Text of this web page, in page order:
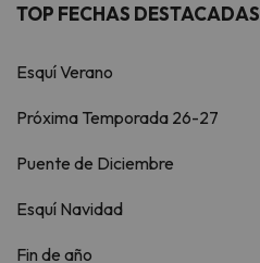
TOP FECHAS DESTACADAS
Esquí Verano
Próxima Temporada 26-27
Puente de Diciembre
Esquí Navidad
Fin de año